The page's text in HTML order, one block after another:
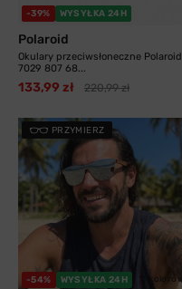
-39% WYSYŁKA 24H
Polaroid
Okulary przeciwsłoneczne Polaroid
7029 807 68...
133,99 zł 220,99 zł
PRZYMIERZ
-54% WYSYŁKA 24H 11 kolorów